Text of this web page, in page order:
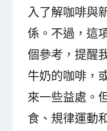
入了解咖啡與
係。不過，這
個參考，提醒
牛奶的咖啡，
來一些益處。
食、規律運動